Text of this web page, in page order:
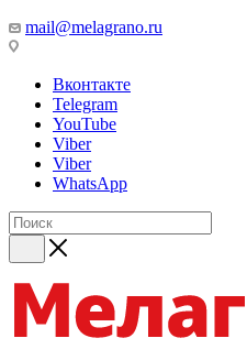
mail@melagrano.ru
Вконтакте
Telegram
YouTube
Viber
Viber
WhatsApp